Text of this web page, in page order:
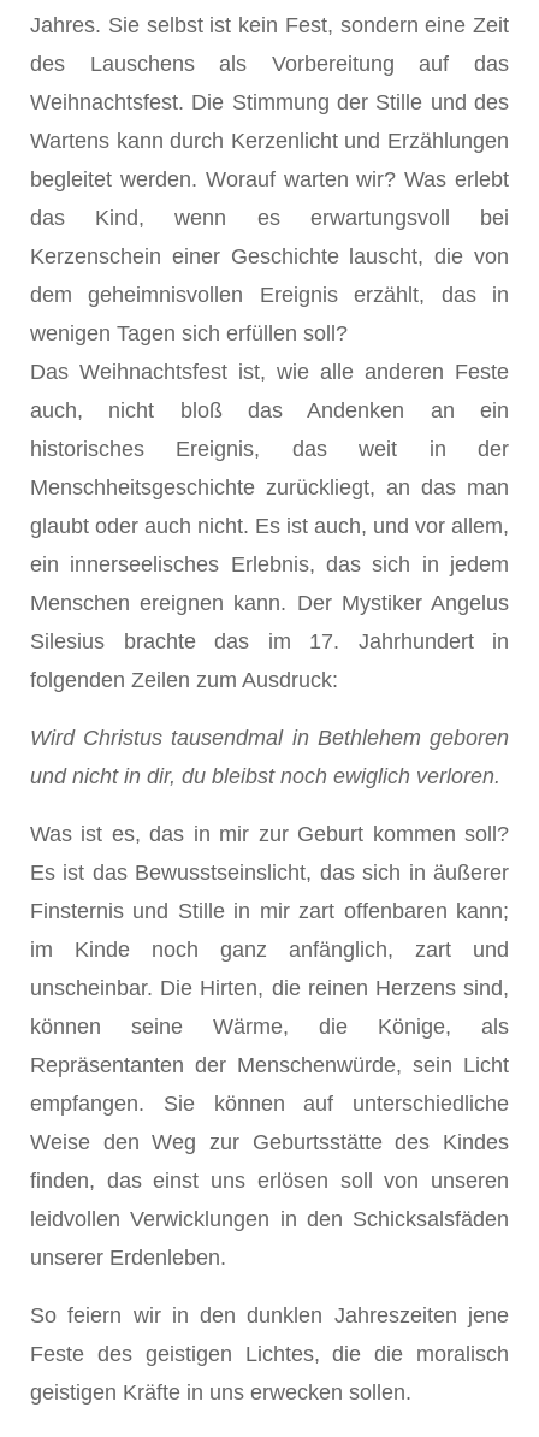
Jahres. Sie selbst ist kein Fest, sondern eine Zeit
des Lauschens als Vorbereitung auf das
Weihnachtsfest. Die Stimmung der Stille und des
Wartens kann durch Kerzenlicht und Erzählungen
begleitet werden. Worauf warten wir? Was erlebt
das Kind, wenn es erwartungsvoll bei
Kerzenschein einer Geschichte lauscht, die von
dem geheimnisvollen Ereignis erzählt, das in
wenigen Tagen sich erfüllen soll?
Das Weihnachtsfest ist, wie alle anderen Feste
auch, nicht bloß das Andenken an ein
historisches Ereignis, das weit in der
Menschheitsgeschichte zurückliegt, an das man
glaubt oder auch nicht. Es ist auch, und vor allem,
ein innerseelisches Erlebnis, das sich in jedem
Menschen ereignen kann. Der Mystiker Angelus
Silesius brachte das im 17. Jahrhundert in
folgenden Zeilen zum Ausdruck:
Wird Christus tausendmal in Bethlehem geboren
und nicht in dir, du bleibst noch ewiglich verloren.
Was ist es, das in mir zur Geburt kommen soll?
Es ist das Bewusstseinslicht, das sich in äußerer
Finsternis und Stille in mir zart offenbaren kann;
im Kinde noch ganz anfänglich, zart und
unscheinbar. Die Hirten, die reinen Herzens sind,
können seine Wärme, die Könige, als
Repräsentanten der Menschenwürde, sein Licht
empfangen. Sie können auf unterschiedliche
Weise den Weg zur Geburtsstätte des Kindes
finden, das einst uns erlösen soll von unseren
leidvollen Verwicklungen in den Schicksalsfäden
unserer Erdenleben.
So feiern wir in den dunklen Jahreszeiten jene
Feste des geistigen Lichtes, die die moralisch
geistigen Kräfte in uns erwecken sollen.